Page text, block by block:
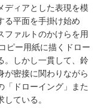
ディアとした表現を模
る平面を手掛け始め
ファルトのかけらを用
ピー用紙に描くドロー
。しかし一貫して、鈴
が密接に関わりながら
「ドローイング」また
ている。